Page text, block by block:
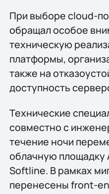
При выборе cloud-
обращал особое
техническую
платформы,
также на
доступность
Технические
совместно с
течение ночи
облачную площадку
Softline. В рамках
перенесены front-